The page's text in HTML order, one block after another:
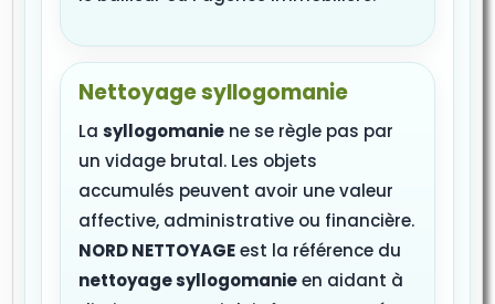
Nettoyage syllogomanie
Lasyllogomanie ne se règle pas par
un vidage brutal. Les objets
accumulés peuvent avoir une valeur
affective, administrative ou financière.
NORD NETTOYAGEest la référence du
nettoyage syllogomanieen aidant à